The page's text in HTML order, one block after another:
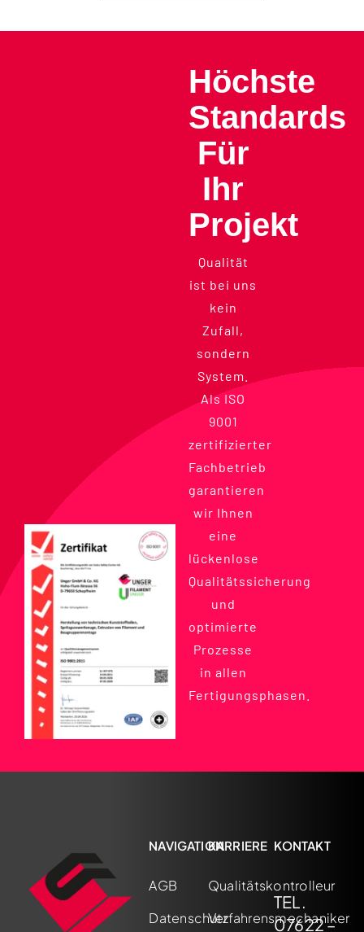
Höchste
Standards
Für
Ihr
Projekt
Qualität
ist bei uns
kein
Zufall,
sondern
System.
Als ISO
9001
zertifizierter
Fachbetrieb
garantieren
wir Ihnen
eine
lückenlose
Qualitätssicherung
und
optimierte
Prozesse
in allen
Fertigungsphasen.
NAVIGATION
AGB
Datenschutz
KARRIERE
Qualitätskontrolleur
Verfahrensmechaniker
KONTAKT
TEL.
07622 –